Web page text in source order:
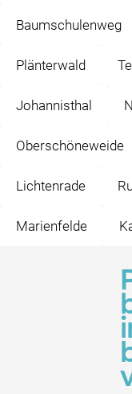
Baumschulenweg
Plänterwald
Johannisthal
Oberschöneweide
Lichtenrade
Marienfelde